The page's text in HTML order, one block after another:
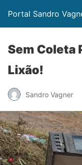
Portal Sandro
Sem Coleta
Lixão!
Sandro Vagner